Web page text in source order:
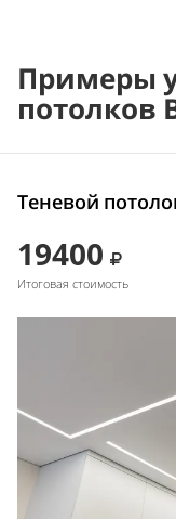
Примеры
потолков
Теневой
19400
Итоговая стоимость